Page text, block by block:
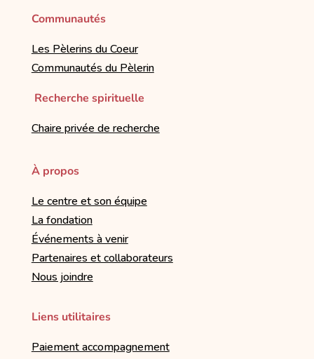
Communautés
Les Pèlerins du Coeur
Communautés du Pèlerin
Recherche spirituelle
Chaire privée de recherche
À propos
Le centre et son équipe
La fondation
Événements à venir
Partenaires et collaborateurs
Nous joindre
Liens utilitaires
Paiement accompagnement